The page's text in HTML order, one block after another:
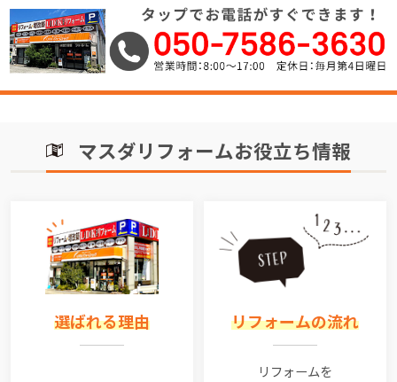
マスダリフォームお役立ち情報
選ばれる理由 リフォームの流れ
リフォームを